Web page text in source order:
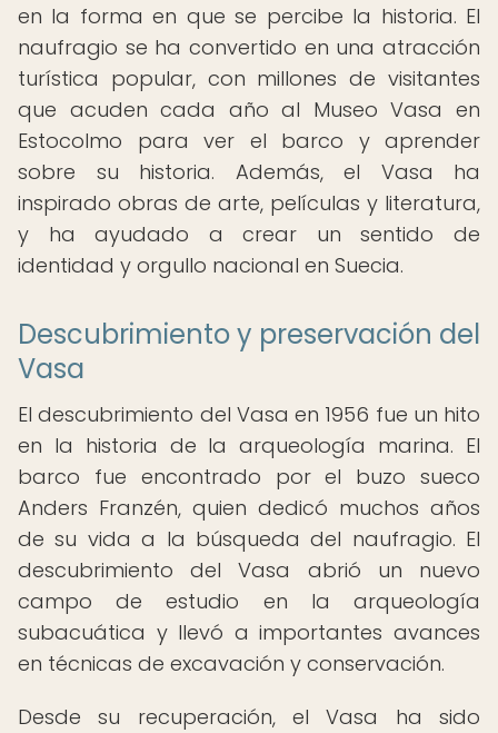
en la forma en que se percibe la historia. El
naufragio se ha convertido en una atracción
turística popular, con millones de visitantes
que acuden cada año al Museo Vasa en
Estocolmo para ver el barco y aprender
sobre su historia. Además, el Vasa ha
inspirado obras de arte, películas y literatura,
y ha ayudado a crear un sentido de
identidad y orgullo nacional en Suecia.
Descubrimiento y preservación del
Vasa
El descubrimiento del Vasa en 1956 fue un hito
en la historia de la arqueología marina. El
barco fue encontrado por el buzo sueco
Anders Franzén, quien dedicó muchos años
de su vida a la búsqueda del naufragio. El
descubrimiento del Vasa abrió un nuevo
campo de estudio en la arqueología
subacuática y llevó a importantes avances
en técnicas de excavación y conservación.
Desde su recuperación, el Vasa ha sido